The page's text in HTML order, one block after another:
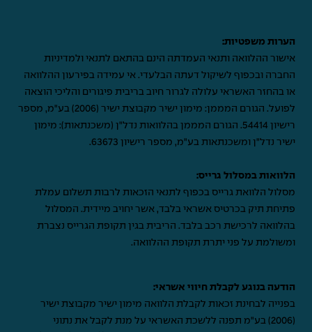
הערות משפטיות:
אישור ההלוואה ותנאי העמדתה הינם בהתאם לתנאי ולמדיניות
החברה ובכפוף לשיקול דעתה הבלעדי. אי עמידה בפירעון ההלוואה
או בהחזר האשראי עלולה לגרור חיוב בריבית פיגורים והליכי הוצאה
לפועל. הגורם המממן: מימון ישיר מקבוצת ישיר (2006) בע"מ, מספר
רישיון 54414. הגורם המממן בהלוואות נדל"ן (משכנתאות): מימון
ישיר נדל"ן ומשכנתאות בע"מ, מספר רישיון 63673.
הלוואות במסלול גרייס:
מסלול הלוואת גרייס בכפוף לתנאי הזכאות לרבות תשלום עמלת
פתיחת תיק בכרטיס אשראי בלבד, אשר יחויב מיידית. המסלול
בהלוואה לרכישת רכב בלבד. הריבית בגין תקופת הגרייס נצברת
ומשולמת על פני יתרת תקופת ההלוואה.
הודעה בנוגע לקבלת חיווי אשראי:
בפנייה לבחינת זכאות לקבלת הלוואה מימון ישיר מקבוצת ישיר
(2006) בע"מ תפנה ללשכת האשראי על מנת לקבל את נתוני